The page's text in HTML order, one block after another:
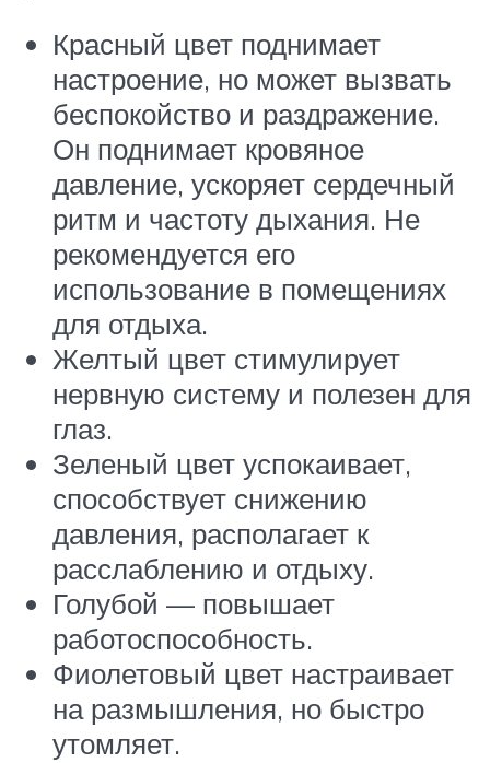
Красный цвет поднимает
настроение, но может вызвать
беспокойство и раздражение.
Он поднимает кровяное
давление, ускоряет сердечный
ритм и частоту дыхания. Не
рекомендуется его
использование в помещениях
для отдыха.
Желтый цвет стимулирует
нервную систему и полезен для
глаз.
Зеленый цвет успокаивает,
способствует снижению
давления, располагает к
расслаблению и отдыху.
Голубой — повышает
работоспособность.
Фиолетовый цвет настраивает
на размышления, но быстро
утомляет.